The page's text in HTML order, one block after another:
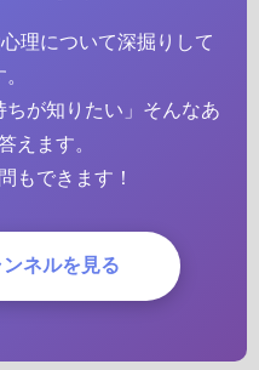
理について深掘りして
ちが知りたい」そんなあ
えます。
もできます！
ネルを見る